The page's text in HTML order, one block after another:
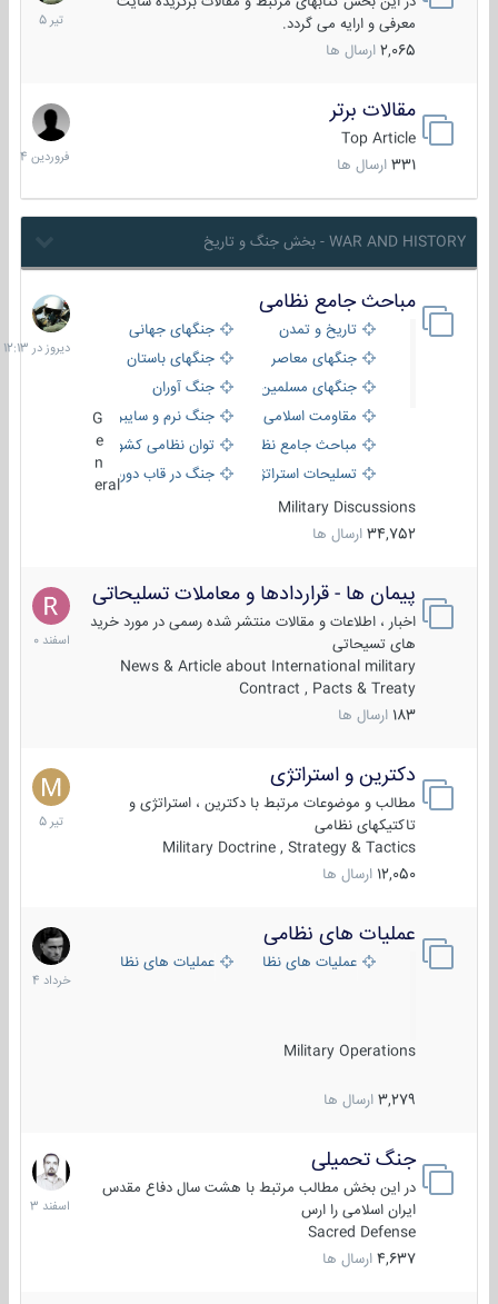
معرفی و ارایه می گردد.
2,065 ارسال ها
1405
مقالات برتر
Top Article
331 ارسال ها
29
فروردین
1404
WAR AND HISTORY - بخش جنگ و تاریخ
مباحث جامع نظامی
تاریخ و تمدن
جنگهای جهانی
جنگهای معاصر
جنگهای باستان
جنگهای مسلمین
جنگ آوران
مقاومت اسلامی
جنگ نرم و سایبری
مباحث جامع نظامی
توان نظامی کشورها
تسلیحات استراتژیک
جنگ در قاب دوربین
eral
Military Discussions
34,752 ارسال ها
دیروز
در
12:13
پیمان ها - قراردادها و معاملات تسلیحاتی
اخبار ، اطلاعات و مقالات منتشر شده رسمی در مورد خرید
های تسیحاتی
News & Article about International military
Contract , Pacts & Treaty
183 ارسال ها
7
اسفند
1400
دکترین و استراتژی
مطالب و موضوعات مرتبط با دکترین ، استراتژی و
تاکتیکهای نظامی
Military Doctrine , Strategy & Tactics
12,050 ارسال ها
27
تیر
1405
عملیات های نظامی
عملیات های نظامی ایرانعملیات های نظامی خارجی
Military Operations
3,279 ارسال ها
5
خرداد
1404
جنگ تحمیلی
در این بخش مطالب مرتبط با هشت سال دفاع مقدس
ایران اسلامی را ارس
Sacred Defense
4,637 ارسال ها
20
اسفند
1403